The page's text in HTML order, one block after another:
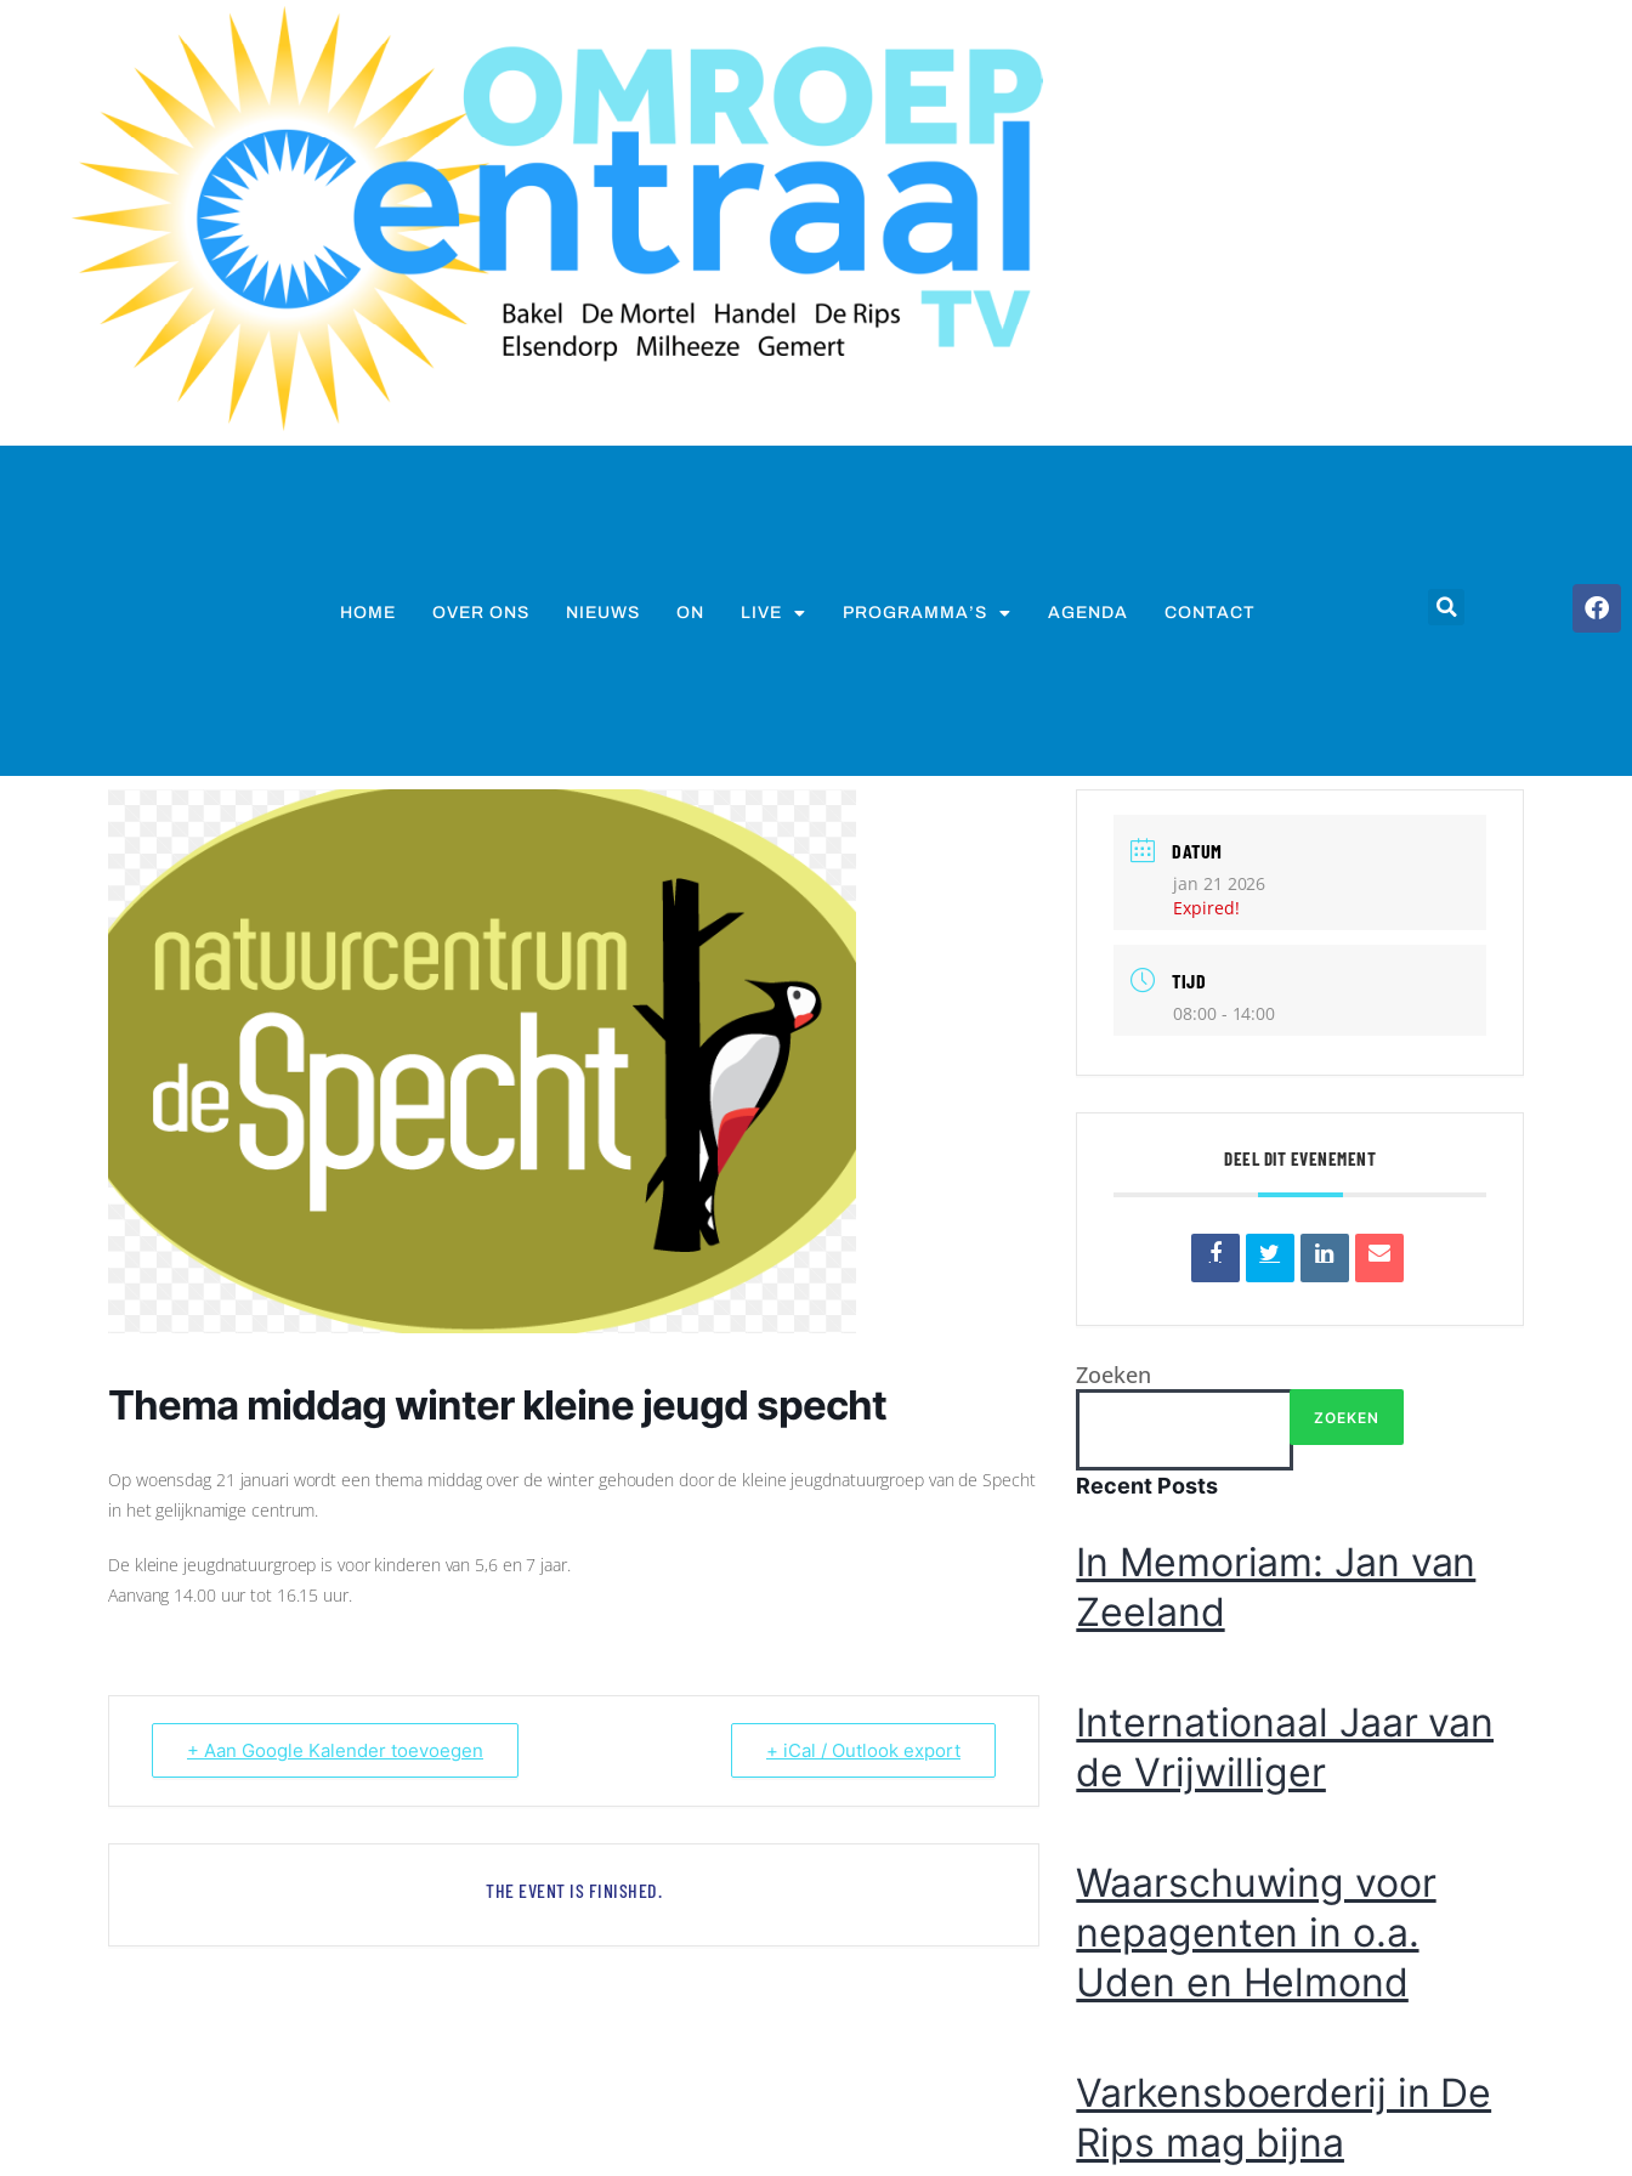
HOME OVER ONS NIEUWS ON LIVE PROGRAMMA’S AGENDA CONTACT
Thema middag winter kleine jeugd specht
Op woensdag 21 januari wordt een thema middag over de winter gehouden door de kleine jeugdnatuurgroep van de Specht
in het gelijknamige centrum.
De kleine jeugdnatuurgroep is voor kinderen van 5,6 en 7 jaar.
Aanvang 14.00 uur tot 16.15 uur.
+ Aan Google Kalender toevoegen + iCal / Outlook export
THE EVENT IS FINISHED.
DATUM
jan 21 2026
Expired!
TIJD
08:00 - 14:00
DEEL DIT EVENEMENT
Zoeken
ZOEKEN
Recent Posts
In Memoriam: Jan van
Zeeland
Internationaal Jaar van
de Vrijwilliger
Waarschuwing voor
nepagenten in o.a.
Uden en Helmond
Varkensboerderij in De
Rips mag bijna